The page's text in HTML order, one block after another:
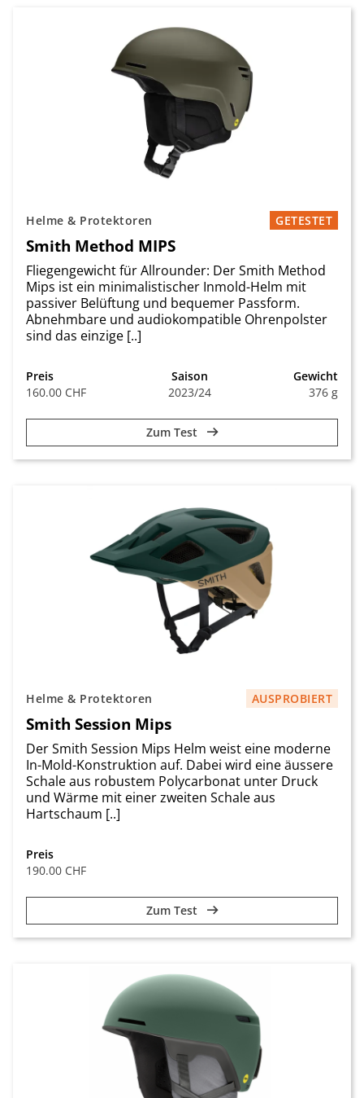
Helme & Protektoren GETESTET
Smith Method MIPS
Fliegengewicht für Allrounder: Der Smith Method
Mips ist ein minimalistischer Inmold-Helm mit
passiver Belüftung und bequemer Passform.
Abnehmbare und audiokompatible Ohrenpolster
sind das einzige [..]
Preis
160.00 CHF
Saison
2023/24
Gewicht
376 g
Zum Test
Helme & Protektoren AUSPROBIERT
Smith Session Mips
Der Smith Session Mips Helm weist eine moderne
In-Mold-Konstruktion auf. Dabei wird eine äussere
Schale aus robustem Polycarbonat unter Druck
und Wärme mit einer zweiten Schale aus
Hartschaum [..]
Preis
190.00 CHF
Zum Test